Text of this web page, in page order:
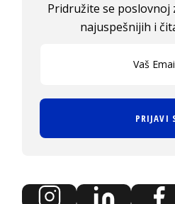
Pridružite se poslovnoj
najuspešnijih i
PRIJAVI